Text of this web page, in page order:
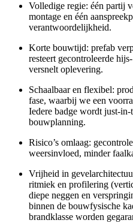
Volledige regie: één partij
montage en één
verantwoordelijkheid.
Korte bouwtijd: prefab
resteert gecontroleerde
versnelt oplevering.
Schaalbaar en flexibel:
fase, waarbij we een
Iedere badge wordt just-
bouwplanning.
Risico’s omlaag:
weersinvloed, minder
Vrijheid in
ritmiek en profilering
diepe neggen en
binnen de bouwfysische
brandklasse worden